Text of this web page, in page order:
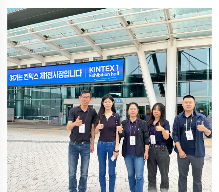
alimentos y bebidas. Reconocida como el evento nacional
más importante de la industria...